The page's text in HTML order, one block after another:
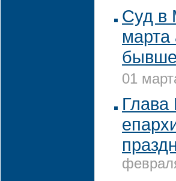
Суд в
марта
01
Глава